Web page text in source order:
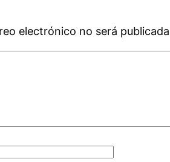
electrónico no será